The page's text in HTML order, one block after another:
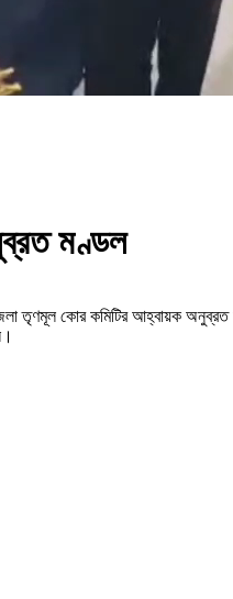
মণ্ডল
তৃণমূল কোর কমিটির আহ্বায়ক